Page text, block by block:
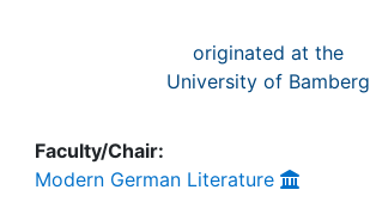
originated at the
University of Bamberg
Faculty/Chair:
Modern German Literature